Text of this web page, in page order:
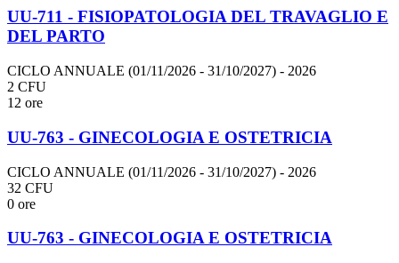
UU-711 - FISIOPATOLOGIA DEL TRAVAGLIO E
DEL PARTO
CICLO ANNUALE (01/11/2026 - 31/10/2027) - 2026
2 CFU
12 ore
UU-763 - GINECOLOGIA E OSTETRICIA
CICLO ANNUALE (01/11/2026 - 31/10/2027) - 2026
32 CFU
0 ore
UU-763 - GINECOLOGIA E OSTETRICIA